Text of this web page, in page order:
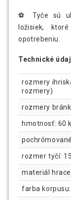
⚽ Tyče sú
ložisiek,
opotrebeniu.
Technické
rozmery
rozmery)
rozmery
hmotnosť: 60
rozmer tyčí:
materiál
farba